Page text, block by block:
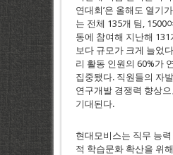
연대회’은 올해도 열기
는 전체 135개 팀, 1500
동에 참여해 지난해 131
보다 규모가 크게 늘었
리 활동 인원의 60%가
집중됐다. 직원들의 자
연구개발 경쟁력 향상
기대된다.
현대모비스는 직무 능
적 학습문화 확산을 위